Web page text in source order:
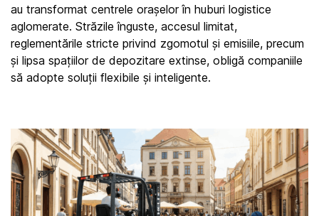
au transformat centrele orașelor în huburi logistice
aglomerate. Străzile înguste, accesul limitat,
reglementările stricte privind zgomotul și emisiile, precum
și lipsa spațiilor de depozitare extinse, obligă companiile
să adopte soluții flexibile și inteligente.